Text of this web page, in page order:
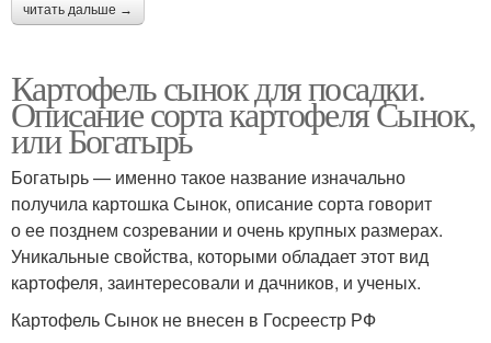
читать дальше →
Картофель сынок для посадки.
Описание сорта картофеля Сынок,
или Богатырь
Богатырь — именно такое название изначально
получила картошка Сынок, описание сорта говорит
о ее позднем созревании и очень крупных размерах.
Уникальные свойства, которыми обладает этот вид
картофеля, заинтересовали и дачников, и ученых.
Картофель Сынок не внесен в Госреестр РФ